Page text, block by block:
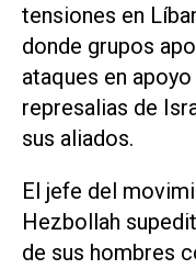
tensiones en
donde grupos
ataques en
represalias de
sus aliados.
El jefe del
Hezbollah
de sus hombres